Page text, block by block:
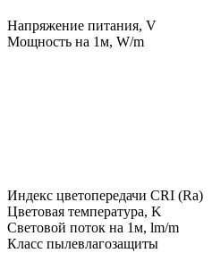
Напряжение питания, V
Мощность на 1м, W/m
Индекс цветопередачи CRI (Ra)
Цветовая температура, K
Световой поток на 1м, lm/m
Класс пылевлагозащиты